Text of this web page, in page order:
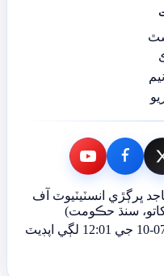
سٿ
- عبدالماجد ڀرڳڙي انسٽيٽيوٽ آف
کاتو، سنڌ حڪومت)
ڀٽائي پيڊيا پورٽل آخري ڀيرو 2026-07-10 جي 12:01 لڳي اپڊيٽ